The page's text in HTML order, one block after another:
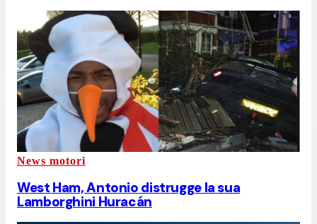
News motori
West Ham, Antonio distrugge la sua
Lamborghini Huracán